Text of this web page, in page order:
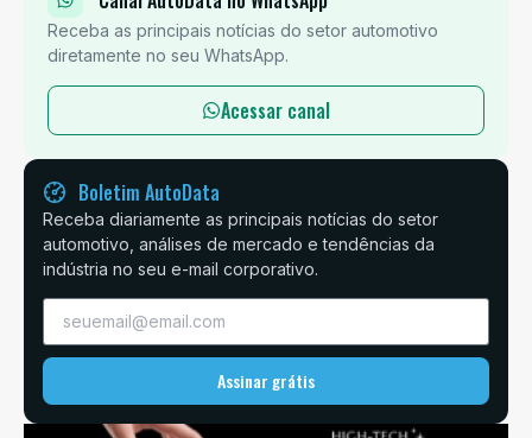
Receba as principais notícias do setor automotivo
diretamente no seu WhatsApp.
Acessar canal
Boletim AutoData
Receba diariamente as principais notícias do setor
automotivo, análises de mercado e tendências da
indústria no seu e-mail corporativo.
Assinar grátis